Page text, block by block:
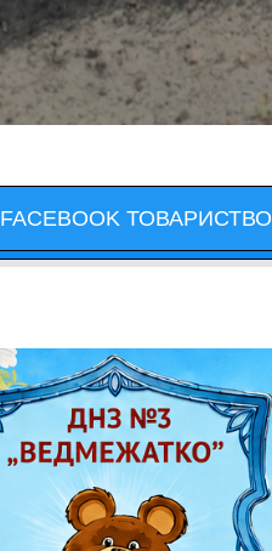
FACEBOOK ТОВАРИСТВО